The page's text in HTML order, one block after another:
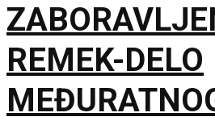
REMEK-DELO